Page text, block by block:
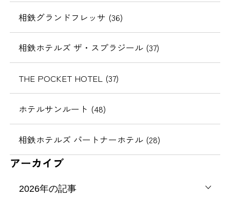
相鉄グランドフレッサ (36)
相鉄ホテルズ ザ・スプラジール (37)
THE POCKET HOTEL (37)
ホテルサンルート (48)
相鉄ホテルズ パートナーホテル (28)
アーカイブ
2026年の記事